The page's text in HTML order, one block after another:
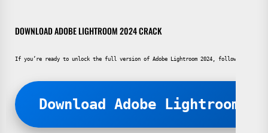
DOWNLOAD ADOBE LIGHTROOM 2024 CRACK
If you’re ready to unlock the full version of Adobe Lightroom 2024, follow the steps
Download Adobe Lightroom